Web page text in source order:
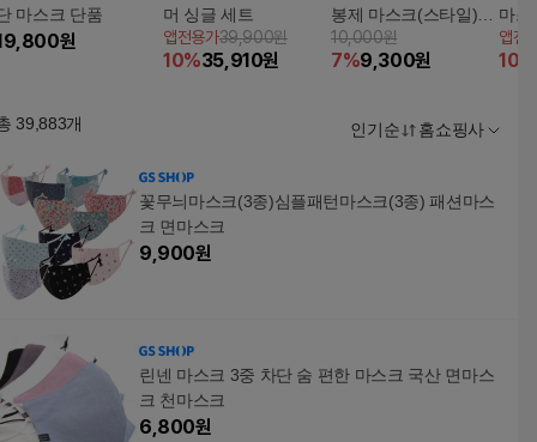
마스크 단품
원
머 싱글 세트
앱전용가39,900원
10%35,910원
봉제 마스크(스타일)구
매 후 3천원 적립
10,000원
7%9,300원
마스
앱전
10
39,883개 인기순 홈쇼핑사
꽃무늬마스크(3종)심플패턴마스크(3종) 패션마스
크 면마스크
9,900원
린넨 마스크 3중 차단 숨 편한 마스크 국산 면마스
크 천마스크
6,800원